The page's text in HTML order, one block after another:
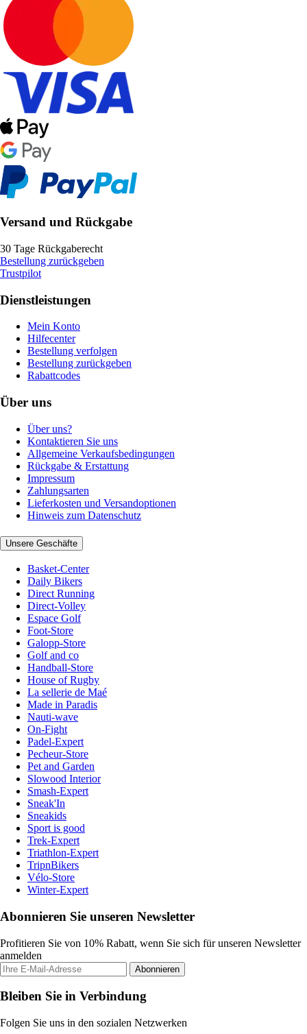
Versand und Rückgabe
30 Tage Rückgaberecht
Bestellung zurückgeben
Trustpilot
Dienstleistungen
Mein Konto
Hilfecenter
Bestellung verfolgen
Bestellung zurückgeben
Rabattcodes
Über uns
Über uns?
Kontaktieren Sie uns
Allgemeine Verkaufsbedingungen
Rückgabe & Erstattung
Impressum
Zahlungsarten
Lieferkosten und Versandoptionen
Hinweis zum Datenschutz
Unsere Geschäfte
Basket-Center
Daily Bikers
Direct Running
Direct-Volley
Espace Golf
Foot-Store
Galopp-Store
Golf and co
Handball-Store
House of Rugby
La sellerie de Maé
Made in Paradis
Nauti-wave
On-Fight
Padel-Expert
Pecheur-Store
Pet and Garden
Slowood Interior
Smash-Expert
Sneak'In
Sneakids
Sport is good
Trek-Expert
Triathlon-Expert
TripnBikers
Vélo-Store
Winter-Expert
Abonnieren Sie unseren Newsletter
Profitieren Sie von 10% Rabatt, wenn Sie sich für unseren Newsletter
anmelden
Abonnieren
Bleiben Sie in Verbindung
Folgen Sie uns in den sozialen Netzwerken